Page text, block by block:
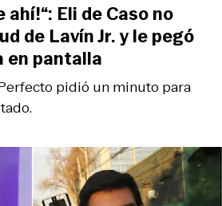
pidió un minuto para
ahí!“: Eli de Caso no
de Lavín Jr. y le pegó
en pantalla